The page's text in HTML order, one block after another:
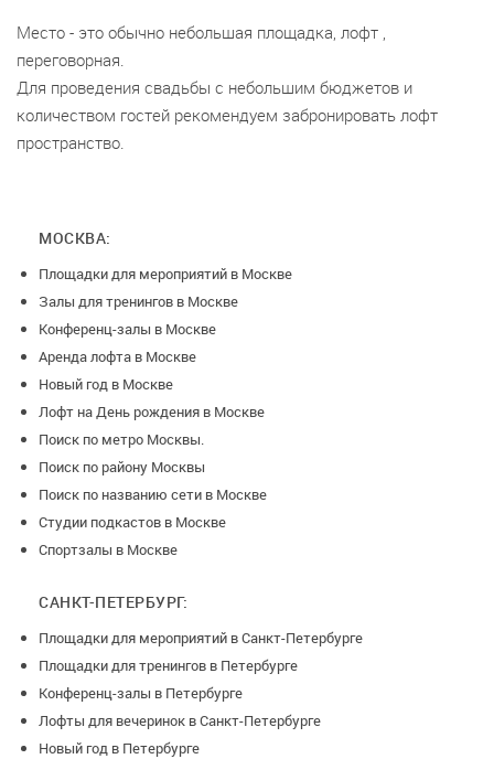
Место - это обычно небольшая площадка, лофт ,
переговорная.
Для проведения свадьбы с небольшим бюджетов и
количеством гостей рекомендуем забронировать лофт
пространство.
МОСКВА:
Площадки для мероприятий в Москве
Залы для тренингов в Москве
Конференц-залы в Москве
Аренда лофта в Москве
Новый год в Москве
Лофт на День рождения в Москве
Поиск по метро Москвы.
Поиск по району Москвы
Поиск по названию сети в Москве
Студии подкастов в Москве
Спортзалы в Москве
САНКТ-ПЕТЕРБУРГ:
Площадки для мероприятий в Санкт-Петербурге
Площадки для тренингов в Петербурге
Конференц-залы в Петербурге
Лофты для вечеринок в Санкт-Петербурге
Новый год в Петербурге